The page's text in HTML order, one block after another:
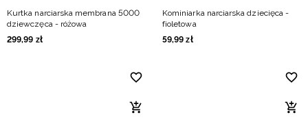
Kurtka narciarska membrana 5000
dziewczęca - różowa
299,99 zł
Kominiarka narciarska dziecięca -
fioletowa
59,99 zł